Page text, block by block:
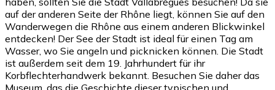
auf der anderen Seite der Rhône liegt, können Sie auf den
Wanderwegen die Rhône aus einem anderen Blickwinkel
entdecken! Der See der Stadt ist ideal für einen Tag am
Wasser, wo Sie angeln und picknicken können. Die Stadt
ist außerdem seit dem 19. Jahrhundert für ihr
Korbflechterhandwerk bekannt. Besuchen Sie daher das